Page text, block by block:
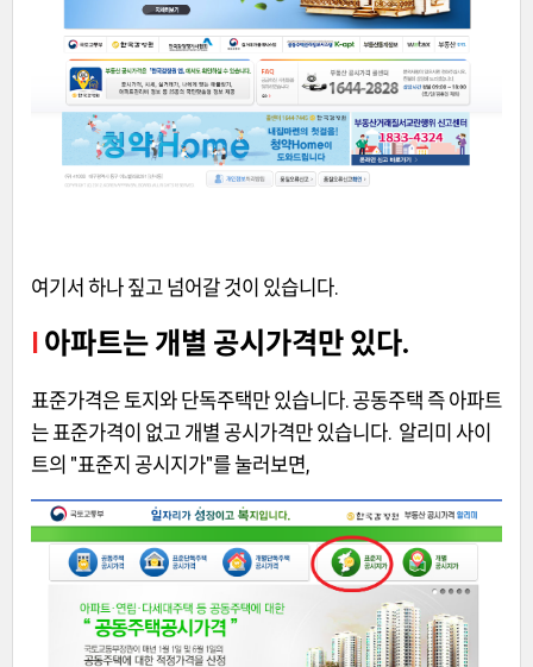
여기서 하나 짚고 넘어갈 것이 있습니다.
I 아파트는 개별 공시가격만 있다.
표준가격은 토지와 단독주택만 있습니다. 공동주택 즉 아파트
는 표준가격이 없고 개별 공시가격만 있습니다. 알리미 사이
트의 "표준지 공시지가"를 눌러보면,